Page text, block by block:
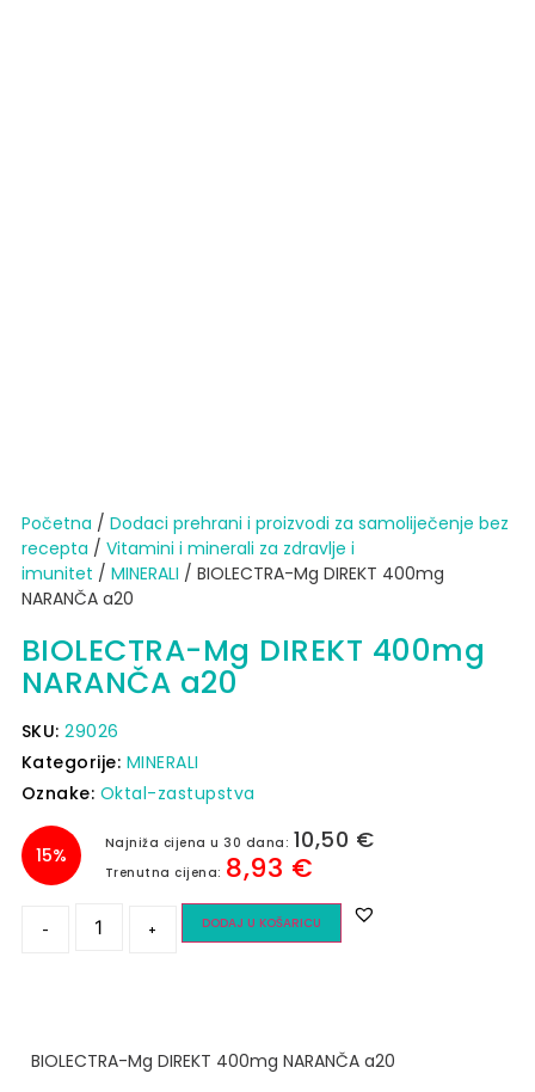
Početna / Dodaci prehrani i proizvodi za samoliječenje bez
recepta / Vitamini i minerali za zdravlje i
imunitet / MINERALI / BIOLECTRA-Mg DIREKT 400mg
NARANČA a20
BIOLECTRA-Mg DIREKT 400mg
NARANČA a20
SKU:29026
Kategorije: MINERALI
Oznake: Oktal-zastupstva
15%
Najniža cijena u 30 dana: 10,50 €
Trenutna cijena: 8,93 €
- + DODAJ U KOŠARICU
BIOLECTRA-Mg DIREKT 400mg NARANČA a20